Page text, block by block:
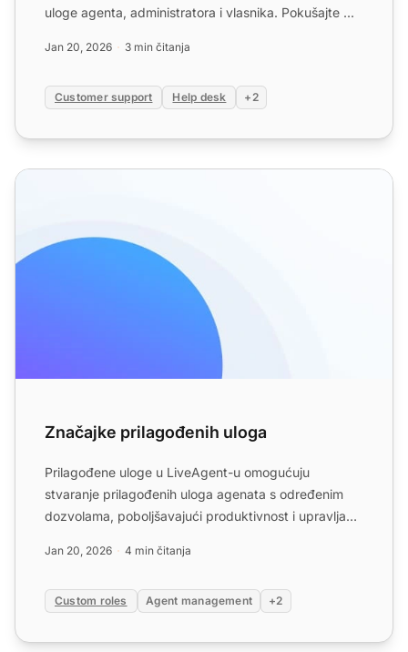
uloge agenta, administratora i vlasnika. Pokušajte ...
Jan 20, 2026 3 min čitanja
Customer support Help desk +2
Značajke prilagođenih uloga
Značajke prilagođenih uloga
Prilagođene uloge u LiveAgent-u omogućuju
stvaranje prilagođenih uloga agenata s određenim
dozvolama, poboljšavajući produktivnost i upravljanje
Jan 20, 2026 4 min čitanja
Custom roles Agent management +2